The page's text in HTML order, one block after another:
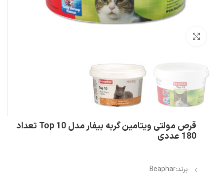
قرص مولتی ویتامین گربه بیفار مدل Top 10 تعداد
180 عددی
برند:Beaphar